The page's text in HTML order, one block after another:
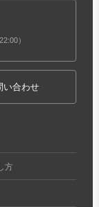
）
い合わせ
方